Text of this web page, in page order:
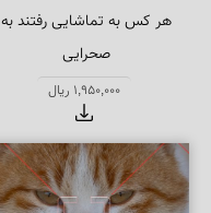
هر کس به تماشایی رفتند به
ما را که تو منظوری خاطر نرود
جایی
1,950,000 ریال